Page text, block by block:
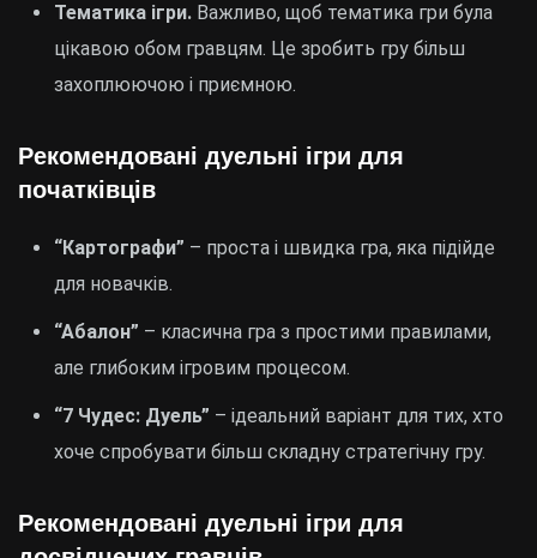
Тематика ігри. Важливо, щоб тематика гри була
цікавою обом гравцям. Це зробить гру більш
захоплюючою і приємною.
Рекомендовані дуельні ігри для
початківців
“Картографи” – проста і швидка гра, яка підійде
для новачків.
“Абалон” – класична гра з простими правилами,
але глибоким ігровим процесом.
“7 Чудес: Дуель” – ідеальний варіант для тих, хто
хоче спробувати більш складну стратегічну гру.
Рекомендовані дуельні ігри для